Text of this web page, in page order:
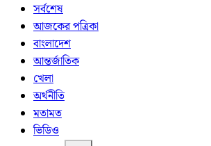
সর্বশেষ
আজকের পত্রিকা
বাংলাদেশ
আন্তর্জাতিক
খেলা
অর্থনীতি
মতামত
ভিডিও